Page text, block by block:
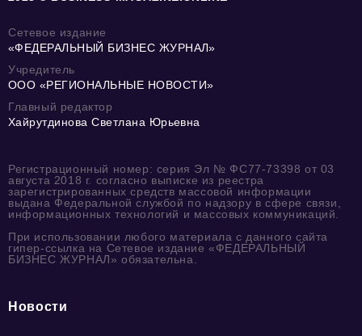
Сетевое издание
«ФЕДЕРАЛЬНЫЙ БИЗНЕС ЖУРНАЛ»
Учредитель
ООО «РЕГИОНАЛЬНЫЕ НОВОСТИ»
Главный редактор
Хайрутдинова Светлана Юрьевна
Регистрационный номер: серия Эл № ФС77-73398 от 03
августа 2018 г. согласно выписке из реестра
зарегистрированных средств массовой информации
выдана Федеральной службой по надзору в сфере связи,
информационных технологий и массовых коммуникаций.
При использовании любого материала с данного сайта
гипер-ссылка на Сетевое издание «ФЕДЕРАЛЬНЫЙ
БИЗНЕС ЖУРНАЛ» обязательна.
Новости